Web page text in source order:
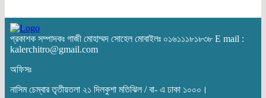
প্রকাশক সম্পাদকঃ গাজী মোহাম্মদ সোহেল মোবাইলঃ ০১৬১১১৮১৮৩৮ E mail :
kalerchitro@gmail.com
অফিসঃ
নাসিম চেম্বার তৃতীয়তলা ২১ দিলকুশা মতিঝিল / বা- এ ঢাকা ১০০০।